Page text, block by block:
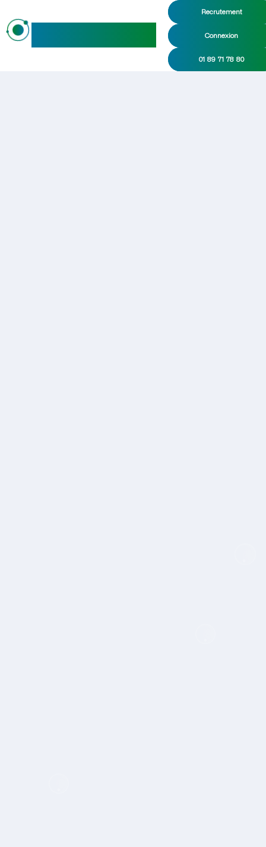
Recrutement
Connexion
01 89 71 78 80